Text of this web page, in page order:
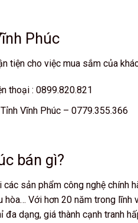
Phúc
tiện cho việc mua sắm của
thoại : 0899.820.821
Vĩnh Phúc – 0779.355.366
bán gì?
sản phẩm công nghệ chính
hòa… Với hơn 20 năm trong
dạng, giá thành cạnh tranh